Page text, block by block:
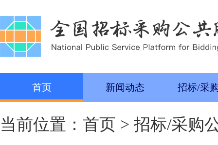
首页 新闻动态 招标/采
当前位置： 首页 > 招标/采购